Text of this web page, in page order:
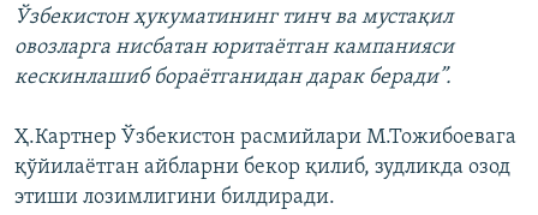
Ўзбекистон ҳукуматининг тинч ва мустақил
овозларга нисбатан юритаётган кампанияси
кескинлашиб бораётганидан дарак беради”.
Ҳ.Картнер Ўзбекистон расмийлари М.Тожибоевага
қўйилаётган айбларни бекор қилиб, зудликда озод
этиши лозимлигини билдиради.